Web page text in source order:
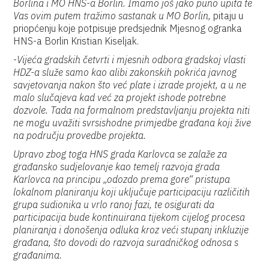
Borlina i MO HNS-a Borlin. Imamo još jako puno upita te
Vas ovim putem tražimo sastanak u MO Borlin, pitaju u
priopćenju koje potpisuje predsjednik Mjesnog ogranka
HNS-a Borlin Kristian Kiseljak.
-Vijeća gradskih četvrti i mjesnih odbora gradskoj vlasti
HDZ-a služe samo kao alibi zakonskih pokrića javnog
savjetovanja nakon što već plate i izrade projekt, a u ne
malo slučajeva kad već za projekt ishode potrebne
dozvole. Tada na formalnom predstavljanju projekta niti
ne mogu uvažiti svrsishodne primjedbe građana koji žive
na području provedbe projekta.
Upravo zbog toga HNS grada Karlovca se zalaže za
građansko sudjelovanje kao temelj razvoja grada
Karlovca na principu „odozdo prema gore“ pristupa
lokalnom planiranju koji uključuje participaciju različitih
grupa sudionika u vrlo ranoj fazi, te osigurati da
participacija bude kontinuirana tijekom cijelog procesa
planiranja i donošenja odluka kroz veći stupanj inkluzije
građana, što dovodi do razvoja suradničkog odnosa s
građanima.